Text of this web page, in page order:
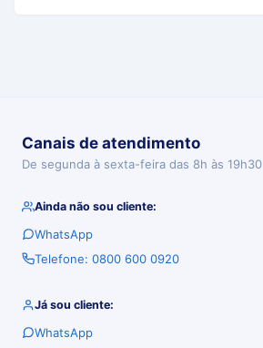
Canais de atendimento
De segunda à sexta-feira das 8h às 19h30
Ainda não sou cliente:
WhatsApp
Telefone: 0800 600 0920
Já sou cliente:
WhatsApp